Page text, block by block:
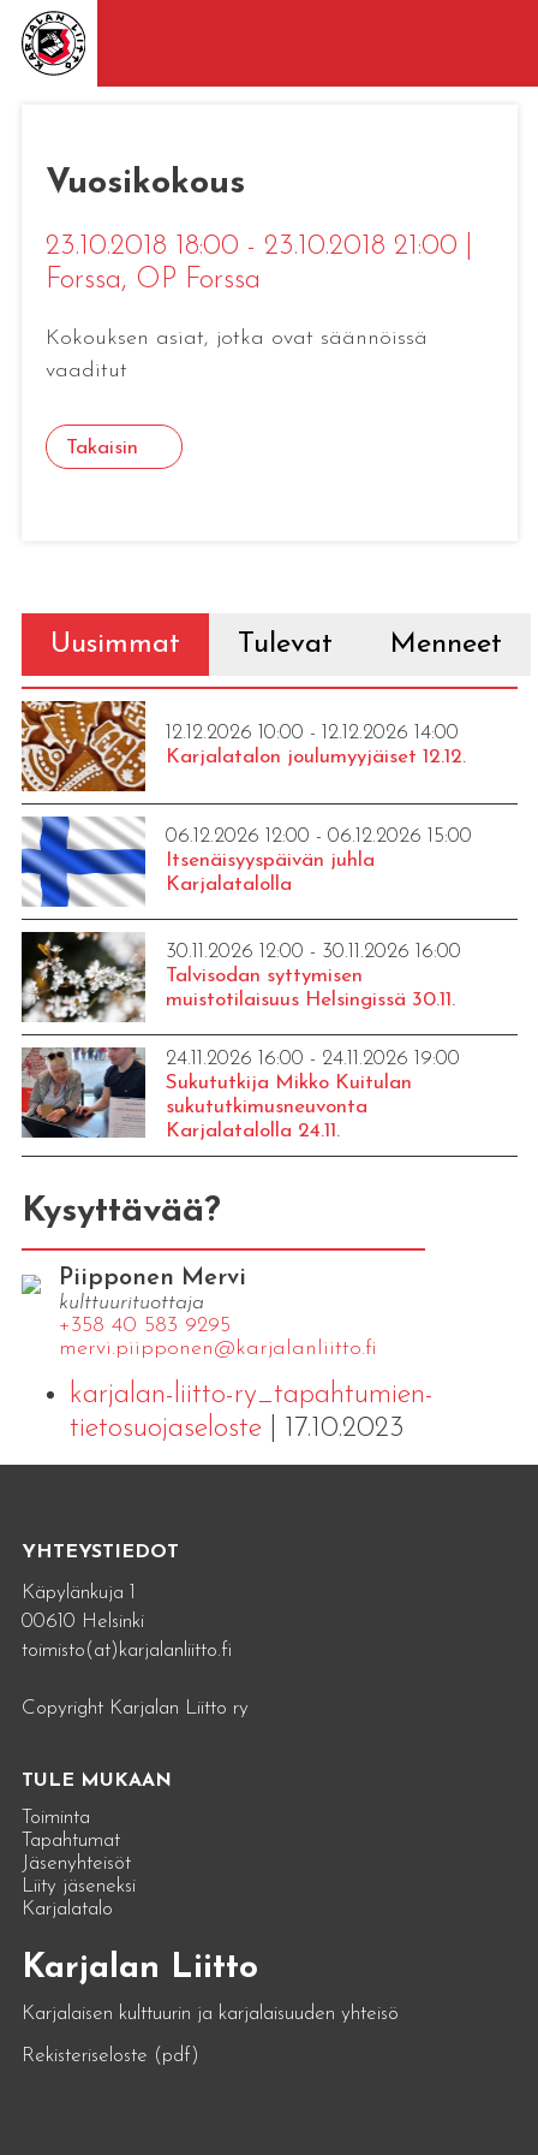
Vuosikokous
23.10.2018 18:00 - 23.10.2018 21:00
Forssa, OP Forssa
Kokouksen asiat, jotka ovat säännöissä
vaaditut
Takaisin
Uusimmat Tulevat Menneet
12.12.2026 10:00 - 12.12.2026 14:00
Karjalatalon joulumyyjäiset 12.12.
06.12.2026 12:00 - 06.12.2026 15:00
Itsenäisyyspäivän juhla
Karjalatalolla
30.11.2026 12:00 - 30.11.2026 16:00
Talvisodan syttymisen
muistotilaisuus Helsingissä 30.11.
24.11.2026 16:00 - 24.11.2026 19:00
Sukututkija Mikko Kuitulan
sukututkimusneuvonta
Karjalatalolla 24.11.
Kysyttävää?
Piipponen Mervi
kulttuurituottaja
+358 40 583 9295
mervi.​piipponen@​kar​jala​nlii​tto.​fi
karjalan-liitto-ry_tapahtumien-
tietosuojaseloste| 17.10.2023
YHTEYSTIEDOT
Käpylänkuja 1
00610 Helsinki
toimisto(at)karjalanliitto.fi
Copyright Karjalan Liitto ry
TULE MUKAAN
Toiminta
Tapahtumat
Jäsenyhteisöt
Liity jäseneksi
Karjalatalo
Karjalan Liitto
Karjalaisen kulttuurin ja karjalaisuuden yhteisö
Rekisteriseloste (pdf)